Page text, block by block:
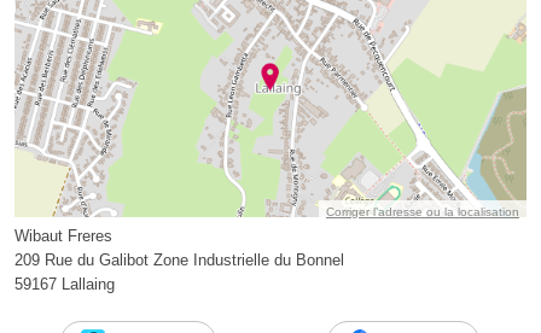
Corriger l’adresse ou la localisation
Wibaut Freres
209 Rue du Galibot Zone Industrielle du Bonnel
59167 Lallaing